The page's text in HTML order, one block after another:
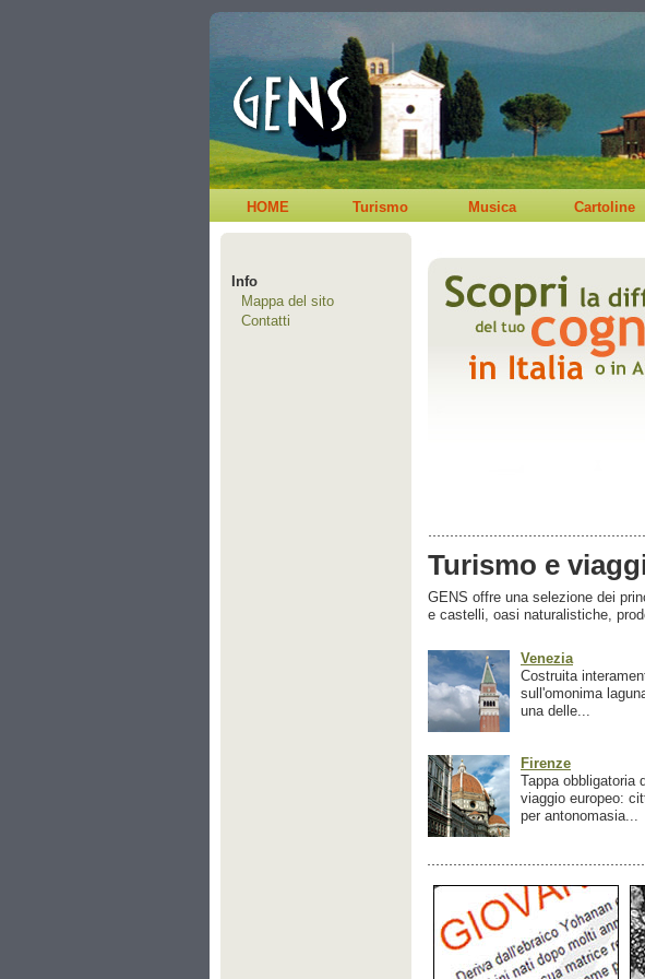
HOME Turismo Musica Cartoline
Info
Mappa del sito
Contatti
Turismo e
GENS offre una selezione dei
e castelli, oasi naturalistiche,
Venezia
Costruita
sull'omonima
una delle...
Firenze
Tappa obbligatoria
viaggio europeo:
per antonomasia...